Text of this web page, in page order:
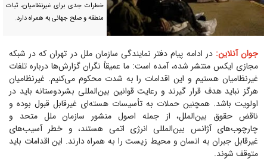
خطرات جدی برای غیرنظامیان، ثبات
منطقه و صلح جهانی به همراه دارد.
جوان آنلاین: در ادامه پیام دفتر نمایندگی سازمان ملل در تهران که در شبکه
مجازی ایکس منتشر شده، آمده است: ما عمیقاً نگران گزارش‌ها درباره تلفات
غیرنظامیان هستیم و این اقدامات را به شدت محکوم می‌کنیم. غیرنظامیان
هرگز نباید هدف قرار گیرند و رعایت قوانین بین‌المللی بشردوستانه باید در
اولویت باشد. همچنین حملات به تأسیسات هسته‌ای غیرقابل قبول بوده و
ناقض حقوق بین‌الملل، از جمله اصول منشور سازمان ملل متحد و
چارچوب‌های آژانس بین‌المللی انرژی اتمی هستند، و خطر آسیب‌های
غیرقابل جبران به انسان و محیط زیست را به همراه دارند. این اقدامات باید
متوقف شوند.